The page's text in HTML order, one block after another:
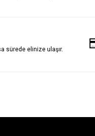
sürede elinize ulaşır.